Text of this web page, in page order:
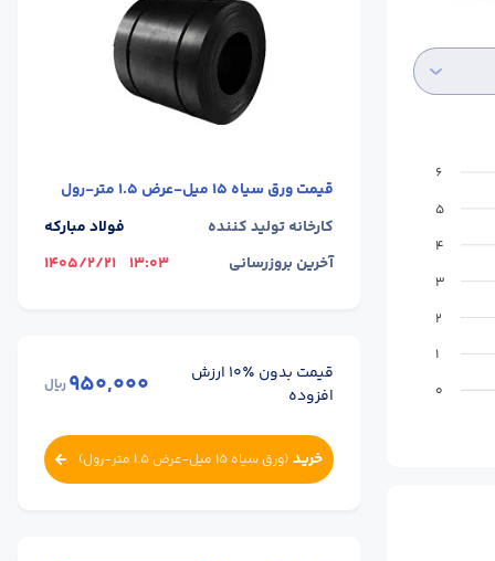
6
5
4
3
2
1
0
قیمتورق سیاه 15 میل-عرض 1.5 متر-رول
کارخانه تولید کننده
فولاد مبارکه
آخرین بروزرسانی
13:03
1405/2/21
قیمت بدون ٪۱۰ ارزش
افزوده
950,000ریال
خرید (ورق سیاه 15 میل-عرض 1.5 متر-رول )